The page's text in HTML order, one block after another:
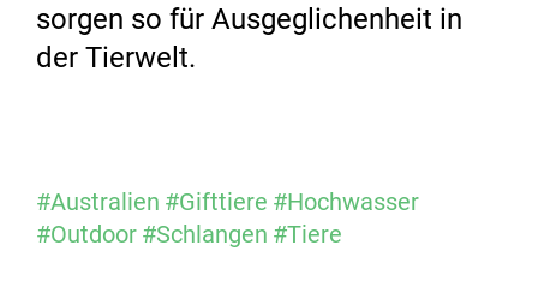
sorgen so für Ausgeglichenheit in
der Tierwelt.
#Australien #Gifttiere #Hochwasser
#Outdoor #Schlangen #Tiere